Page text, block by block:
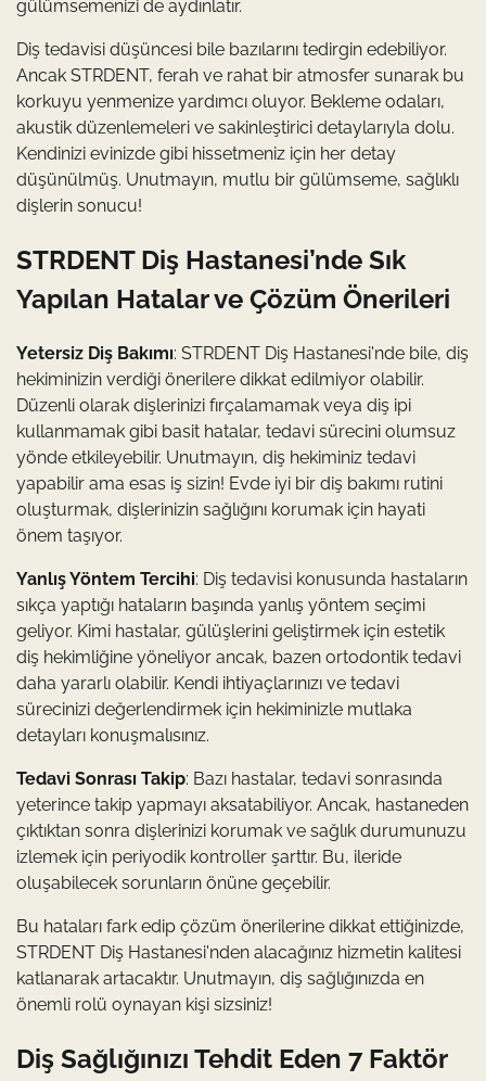
gülümsemenizi de aydınlatır.
Diş tedavisi düşüncesi bile bazılarını tedirgin edebiliyor.
Ancak STRDENT, ferah ve rahat bir atmosfer sunarak bu
korkuyu yenmenize yardımcı oluyor. Bekleme odaları,
akustik düzenlemeleri ve sakinleştirici detaylarıyla dolu.
Kendinizi evinizde gibi hissetmeniz için her detay
düşünülmüş. Unutmayın, mutlu bir gülümseme, sağlıklı
dişlerin sonucu!
STRDENT Diş Hastanesi’nde Sık
Yapılan Hatalar ve Çözüm Önerileri
Yetersiz Diş Bakımı: STRDENT Diş Hastanesi'nde bile, diş
hekiminizin verdiği önerilere dikkat edilmiyor olabilir.
Düzenli olarak dişlerinizi fırçalamamak veya diş ipi
kullanmamak gibi basit hatalar, tedavi sürecini olumsuz
yönde etkileyebilir. Unutmayın, diş hekiminiz tedavi
yapabilir ama esas iş sizin! Evde iyi bir diş bakımı rutini
oluşturmak, dişlerinizin sağlığını korumak için hayati
önem taşıyor.
Yanlış Yöntem Tercihi: Diş tedavisi konusunda hastaların
sıkça yaptığı hataların başında yanlış yöntem seçimi
geliyor. Kimi hastalar, gülüşlerini geliştirmek için estetik
diş hekimliğine yöneliyor ancak, bazen ortodontik tedavi
daha yararlı olabilir. Kendi ihtiyaçlarınızı ve tedavi
sürecinizi değerlendirmek için hekiminizle mutlaka
detayları konuşmalısınız.
Tedavi Sonrası Takip: Bazı hastalar, tedavi sonrasında
yeterince takip yapmayı aksatabiliyor. Ancak, hastaneden
çıktıktan sonra dişlerinizi korumak ve sağlık durumunuzu
izlemek için periyodik kontroller şarttır. Bu, ileride
oluşabilecek sorunların önüne geçebilir.
Bu hataları fark edip çözüm önerilerine dikkat ettiğinizde,
STRDENT Diş Hastanesi'nden alacağınız hizmetin kalitesi
katlanarak artacaktır. Unutmayın, diş sağlığınızda en
önemli rolü oynayan kişi sizsiniz!
Diş Sağlığınızı Tehdit Eden 7 Faktör